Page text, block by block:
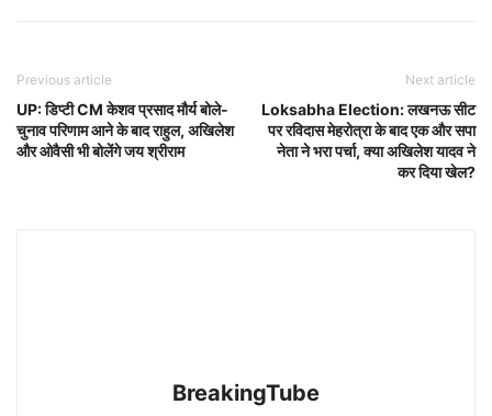
Previous article
UP: डिप्टी CM केशव प्रसाद मौर्य बोले-
चुनाव परिणाम आने के बाद राहुल, अखिलेश
और ओवैसी भी बोलेंगे जय श्रीराम
Next article
Loksabha Election: लखनऊ सीट
पर रविदास मेहरोत्रा के बाद एक और सपा
नेता ने भरा पर्चा, क्या अखिलेश यादव ने
कर दिया खेल?
BreakingTube